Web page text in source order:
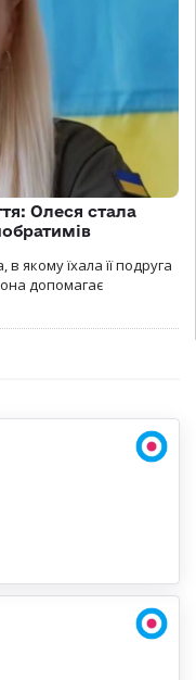
Олеся стала
в якому їхала її подруга
допомагає